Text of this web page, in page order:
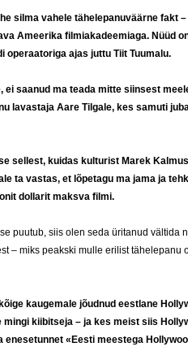
silma vahele tähelepanuväärne fakt
Ameerika filmiakadeemiaga. Nüüd
operaatoriga ajas juttu Tiit Tuumalu.
ei saanud ma teada mitte siinsest
lavastaja Aare Tilgale, kes samuti
sellest, kuidas kulturist Marek
ta vastas, et lõpetagu ma jama ja
dollarit maksva filmi.
puutub, siis olen seda üritanud vältida
– miks peakski mulle erilist tähelepanu
kaugemale jõudnud eestlane
mingi kiibitseja – ja kes meist siis
enesetunnet «Eesti meestega